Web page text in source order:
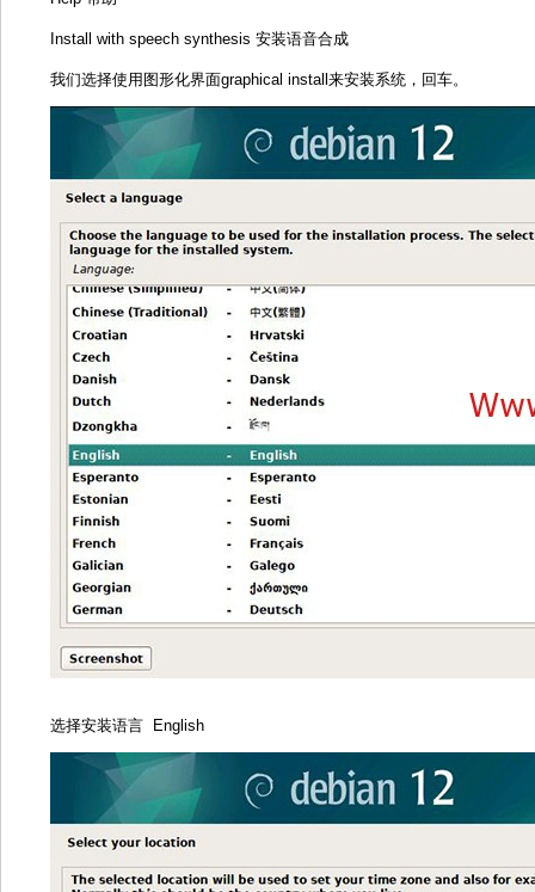
Install with speech synthesis 安装语音合成
我们选择使用图形化界面graphical install来安装系统，回车。
选择安装语言 English